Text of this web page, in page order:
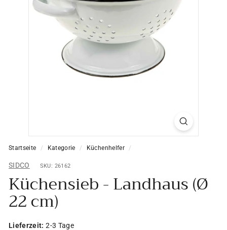
Startseite / Kategorie / Küchenhelfer /
SIDCO SKU: 26162
Küchensieb - Landhaus (Ø
22 cm)
Lieferzeit: 2-3 Tage